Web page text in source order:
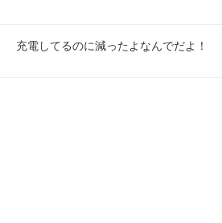
充電してるのに減ったよなんでだよ！